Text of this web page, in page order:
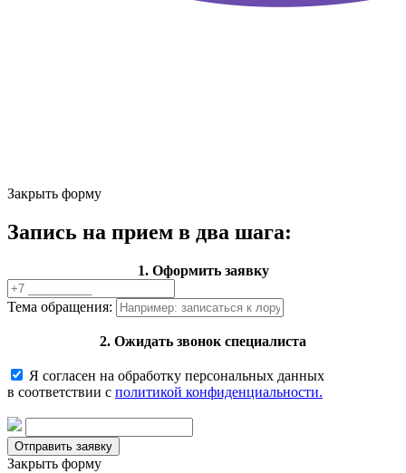
Закрыть форму
Запись на прием в два шага:
1. Оформить заявку
Тема обращения:
2. Ожидать звонок специалиста
Я согласен на обработку персональных данных
в соответствии с политикой конфиденциальности.
Закрыть форму